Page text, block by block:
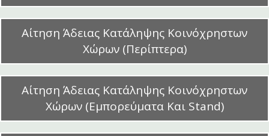
Αίτηση Άδειας Κατάληψης Κοινόχρηστων
Χώρων (Περίπτερα)
Αίτηση Άδειας Κατάληψης Κοινόχρηστων
Χώρων (Εμπορεύματα Και Stand)